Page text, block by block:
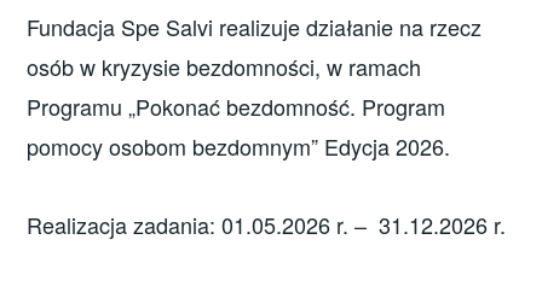
Fundacja Spe Salvi realizuje działanie na rzecz
osób w kryzysie bezdomności, w ramach
Programu „Pokonać bezdomność. Program
pomocy osobom bezdomnym” Edycja 2026.
Realizacja zadania: 01.05.2026 r. – 31.12.2026 r.